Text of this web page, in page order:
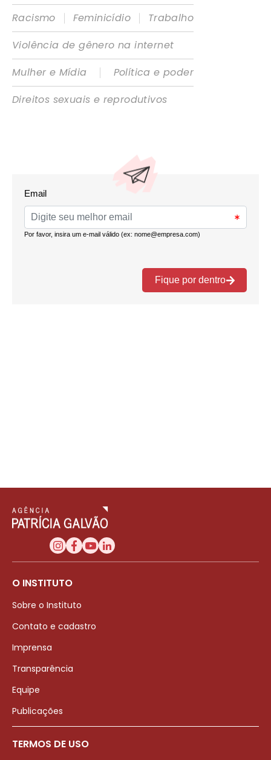
Racismo | Feminicídio |
Trabalho
Violência de gênero na internet
Mulher e Mídia
|
Política e poder
Direitos sexuais e reprodutivos
O INSTITUTO
Sobre o Instituto
Contato e cadastro
Imprensa
Transparência
Equipe
Publicações
TERMOS DE USO